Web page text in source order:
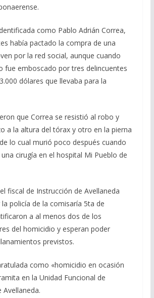
como Pablo Adrián Correa,
había pactado la compra de una
por la red social, aunque cuando
fue emboscado por tres delincuentes
dólares que llevaba para la
que Correa se resistió al robo y
a la altura del tórax y otro en la pierna
lo cual murió poco después cuando
cirugía en el hospital Mi Pueblo de
fiscal de Instrucción de Avellaneda
policía de la comisaría 5ta de
a al menos dos de los
del homicidio y esperan poder
previstos.
como «homicidio en ocasión
en la Unidad Funcional de
Avellaneda.